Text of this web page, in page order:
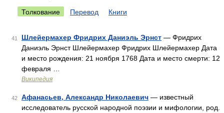
Толкование Перевод Книги
41 Шлейермахер Фридрих Даниэль Эрнст — Фридрих
Даниэль Эрнст Шлейермахер Фридрих Шлейермахер Дата
и место рождения: 21 ноября 1768 Дата и место смерти: 12
февраля …
Википедия
42 Афанасьев, Александр Николаевич — известный
исследователь русской народной поэзии и мифологии, род.